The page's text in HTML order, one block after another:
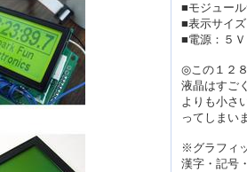
■モジュー
■表示サイ
■電源：５
◎この１２
液晶はすご
よりも小さ
ってしまい
※グラフィ
漢字・記号